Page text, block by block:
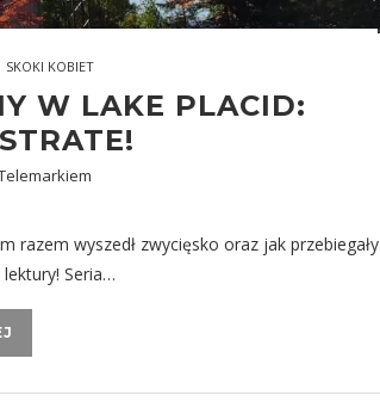
SKOKI KOBIET
W LAKE PLACID:
razem wyszedł zwycięsko oraz jak przebiegały
Seria…